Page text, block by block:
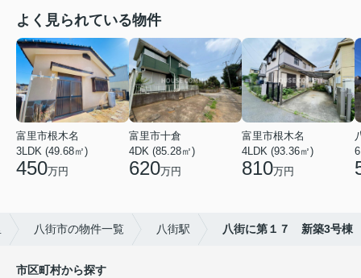
よく見られている物件
富里市根木名
3LDK (49.68㎡)
450万円
富里市十倉
4DK (85.28㎡)
620万円
富里市根木名
4LDK (93.36㎡)
810万円
八街市の物件一覧 八街駅 八街に第１７ 新築3号棟
市区町村から探す